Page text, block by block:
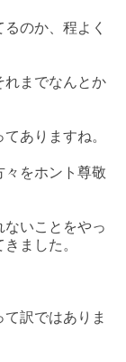
のか、程よく
れまでなんとか
ありますね。
々をホント尊敬
いことをやっ
ました。
訳ではありま